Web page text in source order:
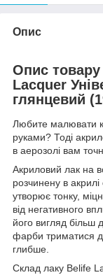
Опис
Опис
Lacquer
глянцевий
Любите малювати
руками? Тоді
в аерозолі вам
Акриловий лак на
розчинену в
утворює тонку,
від негативного
його вигляд більш
фарби триматися
глибше.
Склад лаку Belife